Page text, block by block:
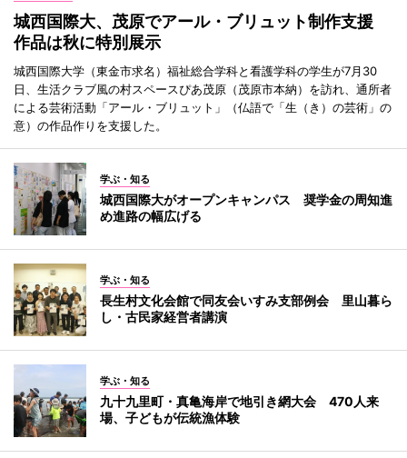
城西国際大、茂原でアール・ブリュット制作支援
作品は秋に特別展示
城西国際大学（東金市求名）福祉総合学科と看護学科の学生が7月30
日、生活クラブ風の村スペースぴあ茂原（茂原市本納）を訪れ、通所者
による芸術活動「アール・ブリュット」（仏語で「生（き）の芸術」の
意）の作品作りを支援した。
学ぶ・知る
城西国際大がオープンキャンパス 奨学金の周知進
め進路の幅広げる
学ぶ・知る
長生村文化会館で同友会いすみ支部例会 里山暮ら
し・古民家経営者講演
学ぶ・知る
九十九里町・真亀海岸で地引き網大会 470人来
場、子どもが伝統漁体験